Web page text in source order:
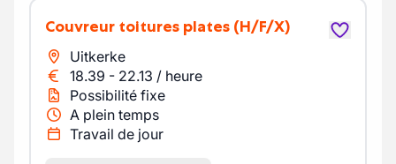
Couvreur toitures plates (H/F/X)
Uitkerke
18.39 - 22.13 / heure
Possibilité fixe
A plein temps
Travail de jour